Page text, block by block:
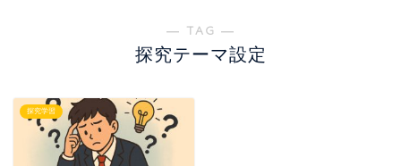
― TAG ―
探究テーマ設定
探究学習